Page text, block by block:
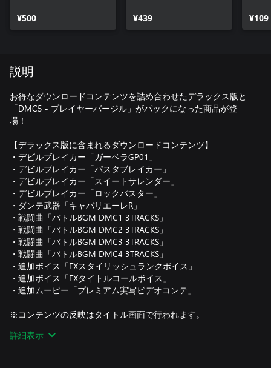
¥500 ¥439 ¥109
説明
お得なダウンロードコンテンツを詰め合わせたデラックス版と
「DMC5 - プレイヤーバージル」がパックになった商品が登
場！
【デラックス版に含まれるダウンロードコンテンツ】
・デビルブレイカー「ガーベラGP01」
・デビルブレイカー「パスタブレイカー」
・デビルブレイカー「スイートサレンダー」
・デビルブレイカー「ロックバスター」
・ダンテ武器「キャバリエーレR」
・戦闘曲「バトルBGM DMC1 3TRACKS」
・戦闘曲「バトルBGM DMC2 3TRACKS」
・戦闘曲「バトルBGM DMC3 3TRACKS」
・戦闘曲「バトルBGM DMC4 3TRACKS」
・追加ボイス「EXスタイリッシュランクボイス」
・追加ボイス「EXタイトルコールボイス」
・追加ムービー「プレミアム実写ビデオコンテ」
※コンテンツの反映はタイトル画面で行われます。
※追加デビルブレイカーはミッション02から使用可能です。
※追加ダンテ武器は「キャバリエーレ」入手後使用可能です。
詳細表示